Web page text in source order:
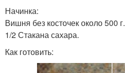
Начинка:
Вишня без косточек около 500 г.
1/2 Стакана сахара.
Как готовить: